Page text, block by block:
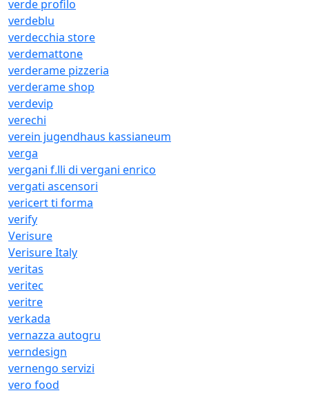
verde profilo
verdeblu
verdecchia store
verdemattone
verderame pizzeria
verderame shop
verdevip
verechi
verein jugendhaus kassianeum
verga
vergani f.lli di vergani enrico
vergati ascensori
vericert ti forma
verify
Verisure
Verisure Italy
veritas
veritec
veritre
verkada
vernazza autogru
verndesign
vernengo servizi
vero food